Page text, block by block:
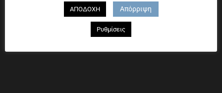
Χαροκόπου 13-15, Αθήνα 176 72
Τηλ. 2109597894
ΑΠΟΔΟΧΗ Απόρριψη
Ρυθμίσεις